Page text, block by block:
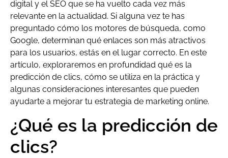
digital y el SEO que se ha vuelto cada vez más
relevante en la actualidad. Si alguna vez te has
preguntado cómo los motores de búsqueda, como
Google, determinan qué enlaces son más atractivos
para los usuarios, estás en el lugar correcto. En este
artículo, exploraremos en profundidad qué es la
predicción de clics, cómo se utiliza en la práctica y
algunas consideraciones interesantes que pueden
ayudarte a mejorar tu estrategia de marketing online.
¿Qué es la predicción de
clics?